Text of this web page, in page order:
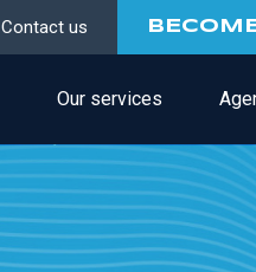
Contact us
Our services